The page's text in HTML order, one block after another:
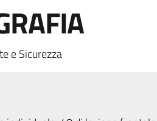
e Sicurezza